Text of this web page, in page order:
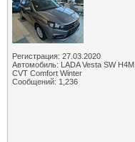
Регистрация: 27.03.2020
Автомобиль: LADA Vesta SW H4M
CVT Comfort Winter
Сообщений: 1,236